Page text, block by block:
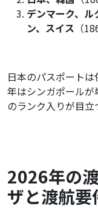
デンマーク、
ン、スイス （
日本のパスポート
年はシンガポール
のランク入りが目立
2026年の
ザと渡航要